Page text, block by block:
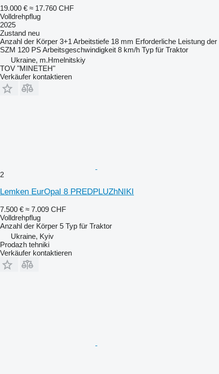
19.000 € ≈ 17.760 CHF
Volldrehpflug
2025
Zustand neu
Anzahl der Körper 3+1 Arbeitstiefe 18 mm Erforderliche Leistung der
SZM 120 PSArbeitsgeschwindigkeit 8 km/h Typ für Traktor
Ukraine, m.Hmelnitskiy
TOV "MINETEH"
Verkäufer kontaktieren
2
Lemken EurOpal 8 PREDPLUZhNIKI
7.500 € ≈ 7.009 CHF
Volldrehpflug
Anzahl der Körper 5 Typ für Traktor
Ukraine, Kyiv
Prodazh tehniki
Verkäufer kontaktieren